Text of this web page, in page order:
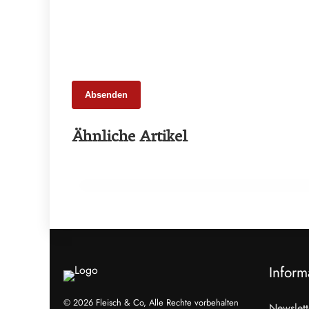
Absenden
Ähnliche Artikel
65 Millionen Euro Umsatz in der
© 2026 Fleisch & Co, Alle Rechte vorbehalten